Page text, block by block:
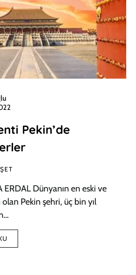
Pekin’de
ERDAL Dünyanın en eski ve
olan Pekin şehri, üç bin yıl